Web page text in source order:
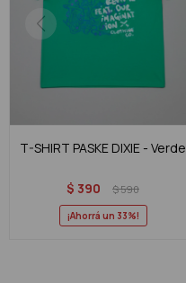
T-SHIRT PASKE DIXIE - Verde
$ 390 $590
33